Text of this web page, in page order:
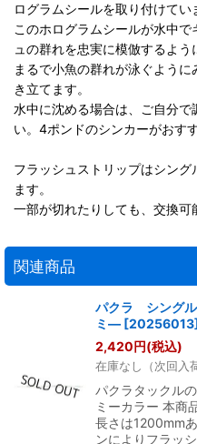
ログラムシールを取り付けてい
このホログラムシールが水中
ュの群れを忠実に模倣するよう
まるで小魚の群れが泳ぐよう
き立てます。
水中に沈める場合は、ご自分で
い。4ポンドのシンカーがおす
フラッシュストリップはシン
ます。
一部が切れたりしても、交換可
関連商品
パクラ シング
ミ― [20256013
2,420円(税込)
在庫なし（次回入
パクラタックル
ミーカラー 本商
長さは1200mm
ンによりフラッ